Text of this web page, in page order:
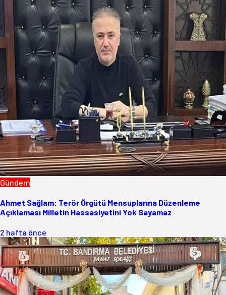
Gündem
Ahmet Sağlam: Terör Örgütü Mensuplarına Düzenleme
Açıklaması Milletin Hassasiyetini Yok Sayamaz
2 hafta önce